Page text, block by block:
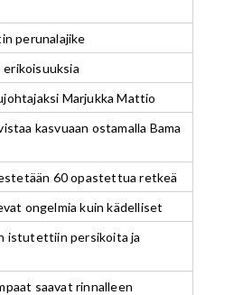
perunalajike
Marjukka Mattio
kasvuaan ostamalla Bama
60 opastettua retkeä
ongelmia kuin kädelliset
istutettiin persikoita ja
saavat rinnalleen